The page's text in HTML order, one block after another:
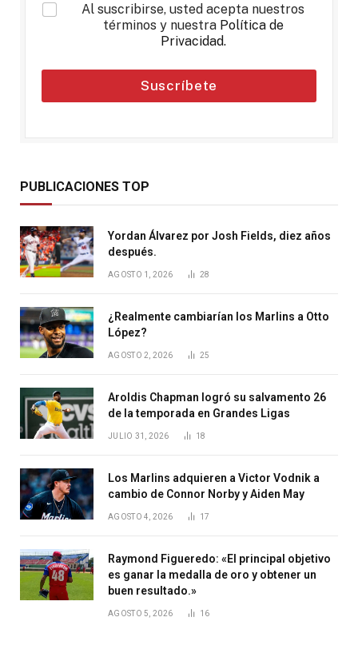
*
Al suscribirse, usted acepta nuestros
términos y nuestra Política de
Privacidad.
Suscríbete
PUBLICACIONES TOP
Yordan Álvarez por Josh Fields, diez años
después.
AGOSTO 1, 2026 28
¿Realmente cambiarían los Marlins a Otto
López?
AGOSTO 2, 2026 25
Aroldis Chapman logró su salvamento 26
de la temporada en Grandes Ligas
JULIO 31, 2026 18
Los Marlins adquieren a Victor Vodnik a
cambio de Connor Norby y Aiden May
AGOSTO 4, 2026 17
Raymond Figueredo: «El principal objetivo
es ganar la medalla de oro y obtener un
buen resultado.»
AGOSTO 5, 2026 16